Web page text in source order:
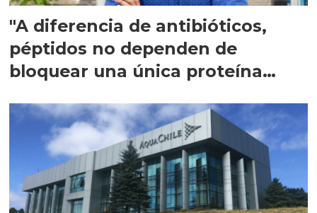
"A diferencia de antibióticos,
péptidos no dependen de
bloquear una única proteína